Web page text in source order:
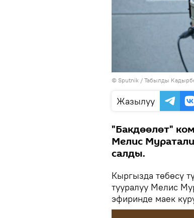
© Sputnik / Табылды
Жазылуу
"Бакдөөлөт"
Мелис
салды.
Кыргызда төбөсү
тууралуу Мелис
эфиринде маек